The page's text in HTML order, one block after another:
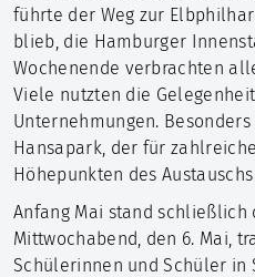
führte der Weg zur
blieb, die Hamburger
Wochenende verbrachten
Viele nutzten die
Unternehmungen.
Hansapark, der für
Höhepunkten des
Anfang Mai stand schließlich
Mittwochabend, den 6. Mai,
Schülerinnen und Schüler in